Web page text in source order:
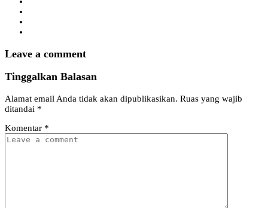
Leave a comment
Tinggalkan Balasan
Alamat email Anda tidak akan dipublikasikan. Ruas yang wajib
ditandai *
Komentar *